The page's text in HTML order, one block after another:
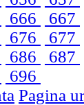
666
667
676
677
686
687
696
Pagina